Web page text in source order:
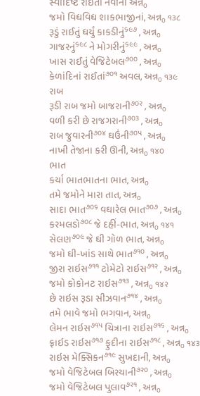
૦
જમો વિધવિધ શાકભાજીનાં, અન્ન૦ ૧૩૮
રૂડુંરાઈતું ધર્યું કાકડીનું૬૯૭ , અન્ન૦
ગાજરનું૬૯૮ નેમોગરીનું૬૯૯ , અન્ન૦
ખાસરાઈતું વેજિટેબલ૭૦૦ , અન્ન૦
કેળાંદિનાં રાઈતાં૭૦૧ અવલ, અન્ન૦ ૧૩૯
રાબ
રૂડીરાબ જમો બાજરાની૭૦૨ , અન્ન૦
વળી કરી છેરાજગરાની૭૦૩ , અન્ન૦
રાબજુવારની૭૦૪ ઘઉંની૭૦૫ , અન્ન૦
નાખી તેજાના કરી ઊની, અન્ન૦ ૧૪૦
ભાત
કર્યા ભાતભાતના ભાત, અન્ન૦
તમે જમોને મારા તાત, અન્ન૦
સાદા ભાત૭૦૬ વઘારેલ ભાત૭૦૭ , અન્ન૦
કરમલડો૭૦૮ જે દહીં-ભાત, અન્ન૦ ૧૪૧
સેલણ૭૦૯ જે ઘી ગોળ ભાત, અન્ન૦
જમો ઘી-ખાંડ સાથે ભાત૭૧૦ , અન્ન૦
જીરા રાઇસ૭૧૧ ટોમેટો રાઇસ૭૧૨ , અન્ન૦
જમો કોકોનટ રાઇસ૭૧૩ , અન્ન૦ ૧૪૨
છેરાઇસ રૂડા સીઝવાન૭૧૪ , અન્ન૦
તમે ભાવે જમો ભગવાન, અન્ન૦
લેમન રાઇસ૭૧૫ ચિત્રાના રાઇસ૭૧૬ , અન્ન૦
ફ્રાઇડ રાઇસ૭૧૭ ફુદીના રાઇસ૭૧૮ , અન્ન૦ ૧૪૩
રાઇસ મેક્સિકન૭૧૯ સુખદાની, અન્ન૦
જમોવેજિટેબલ બિરયાની૭૨૦ , અન્ન૦
જમોવેજિટેબલ પુલાવ૭૨૧ , અન્ન૦